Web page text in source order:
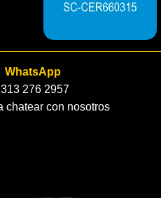
WhatsApp
276 2957
chatear con nosotros